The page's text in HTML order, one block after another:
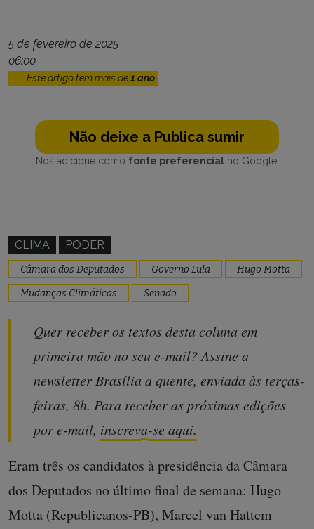
5 de fevereiro de 2025
06:00
Este artigo tem mais de1 ano
Não deixe a Publica sumir
Nos adicione como fonte preferencialno Google.
CLIMA PODER
Câmara dos Deputados Governo Lula
Hugo Motta
Mudanças Climáticas
Senado
Quer receber os textos desta coluna em
primeira mão no seu e-mail? Assine a
newsletter Brasília a quente, enviada às terças-
feiras, 8h. Para receber as próximas edições
por e-mail, inscreva-se aqui.
Eram três os candidatos à presidência da Câmara
dos Deputados no último final de semana: Hugo
Motta (Republicanos-PB), Marcel van Hattem